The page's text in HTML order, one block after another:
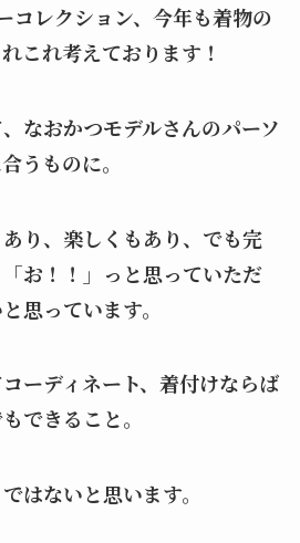
コレクション、今年も着物の
これ考えております！
なおかつモデルさんのパーソ
うものに。
り、楽しくもあり、でも完
お！！」っと思っていただ
思っています。
ーディネート、着付けならば
できること。
はないと思います。